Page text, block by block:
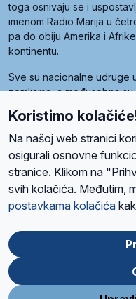
toga osnivaju se i
imenom Radio Marija u
pa do obiju Amerika i
kontinentu.
Sve su nacionalne udruge
zemljama, a međusobna
Radio Maria). Svjetsku
kojima je i hrvatska Udruga
O namaRadio Program
Ova stranica je
Store
Koristimo
Na našoj web stranici
osigurali osnovne
stranice. Klikom na
svih kolačića. Međutim,
postavkama kolačića